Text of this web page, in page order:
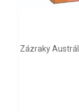
Zázraky